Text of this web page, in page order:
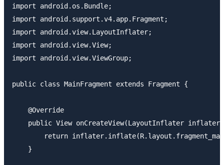
import android.os.Bundle;
import android.support.v4.app.Fragment;
import android.view.LayoutInflater;
import android.view.View;
import android.view.ViewGroup;
public class MainFragment extends Fragment {
    @Override
public View onCreateView(LayoutInflater
return
    }